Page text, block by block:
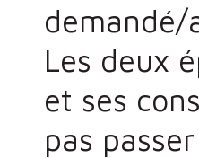
demandé/
Les deux
et ses
pas